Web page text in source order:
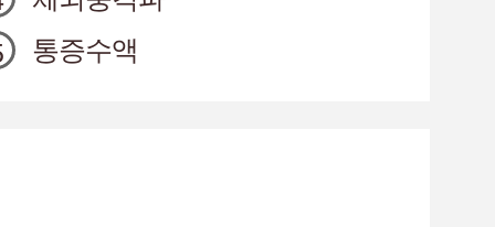
통증수액